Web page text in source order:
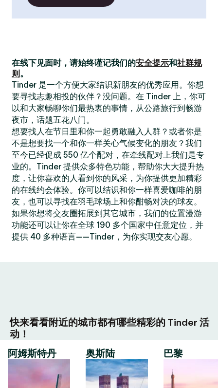
在线下见面时，请始终谨记我们的安全提示和社群规
则 。
Tinder 是一个方便大家结识新朋友的优秀应用。你想
要寻找志趣相投的伙伴？没问题。在 Tinder 上，你可
以和大家畅聊你们最热衷的事情，从公路旅行到畅游
夜市，话题五花八门。
想要找人在节日里和你一起勇敢融入人群？或者你是
不是想要找一个和你一样关心气候变化的朋友？我们
至今已经促成 550 亿个配对，在牵线配对上我们是专
业的。Tinder 提供众多特色功能，帮助你大大提升热
度，让你喜欢的人看到你的风采，为你提供更加精彩
的在线约会体验。你可以结识和你一样喜爱咖啡的朋
友，也可以寻找在羽毛球场上和你酣畅对决的球友。
如果你想将交友圈拓展到其它城市，我们的位置漫游
功能还可以让你在全球 190 多个国家中任意定位，并
提供 40 多种语言——Tinder，为你实现交友心愿。
快来看看附近的城市都有哪些精彩的 Tinder 活
动！
阿姆斯特丹
奥斯陆 巴黎